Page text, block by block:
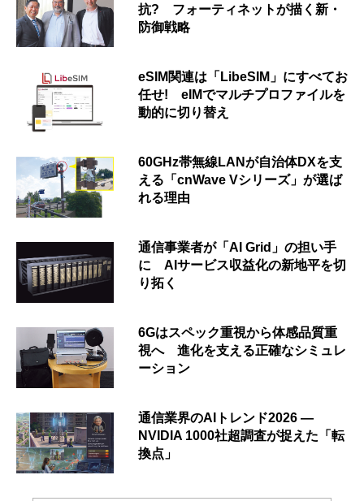
抗? フォーティネットが描く新・
防御戦略
eSIM関連は「LibeSIM」にすべてお
任せ! eIMでマルチプロファイルを
動的に切り替え
60GHz帯無線LANが自治体DXを支
える「cnWave Vシリーズ」が選ば
れる理由
通信事業者が「AI Grid」の担い手
に AIサービス収益化の新地平を切
り拓く
6Gはスペック重視から体感品質重
視へ 進化を支える正確なシミュレ
ーション
通信業界のAIトレンド2026 ―
NVIDIA 1000社超調査が捉えた「転
換点」